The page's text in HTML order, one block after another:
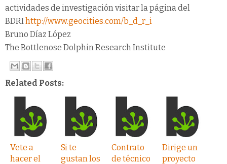
actividades de investigación visitar la página del
BDRIhttp://www.geocities.com/b_d_r_i
Bruno Díaz López
The Bottlenose Dolphin Research Institute
Related Posts:
Vete a
hacer el
Si te
gustan los
Contrato
de técnico
Dirige un
proyecto